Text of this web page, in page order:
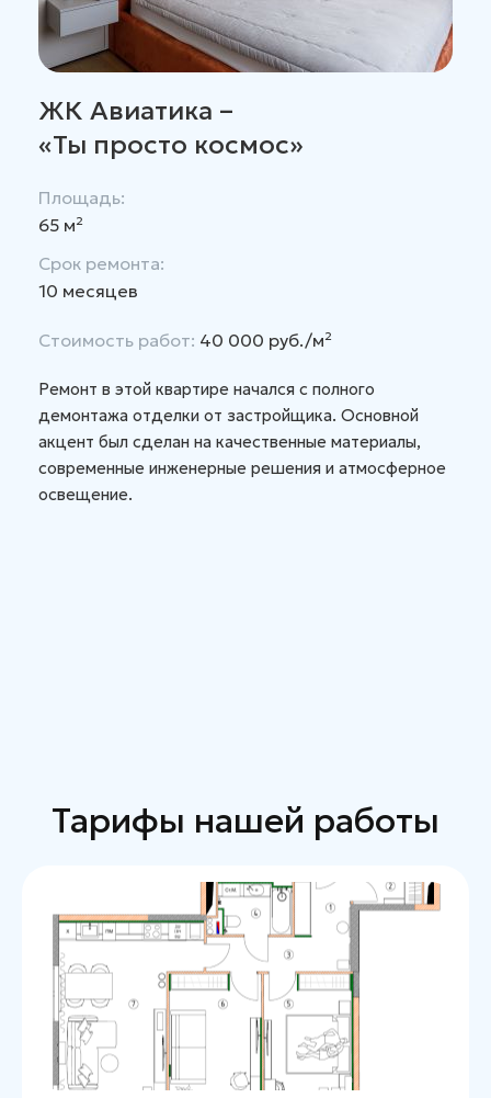
ЖК Авиатика –
«Ты просто космос»
Площадь:
65 м²
Срок ремонта:
10 месяцев
Стоимость работ: 40 000 руб./м²
Ремонт в этой квартире начался с полного
демонтажа отделки от застройщика. Основной
акцент был сделан на качественные материалы,
современные инженерные решения и атмосферное
освещение.
Тарифы нашей работы